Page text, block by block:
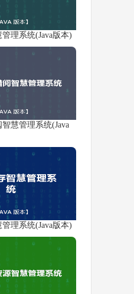
理系统(Java版本)
慧管理系统(Java
理系统(Java版本)